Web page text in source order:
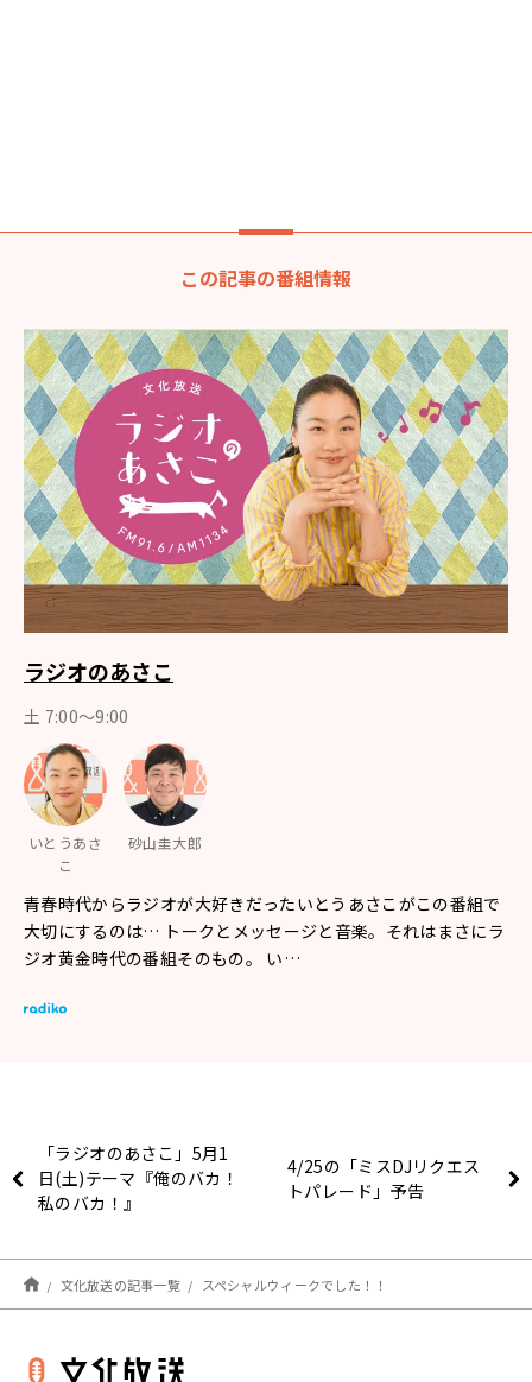
この記事の番組情報
ラジオのあさこ
土 7:00～9:00
いとうあさ
こ
砂山圭大郎
青春時代からラジオが大好きだったいとうあさこがこの番組で
大切にするのは… トークとメッセージと音楽。それはまさにラ
ジオ黄金時代の番組そのもの。 い…
「ラジオのあさこ」5月1
日(土)テーマ『俺のバカ！
私のバカ！』
4/25の「ミスDJリクエス
トパレード」予告
文化放送の記事一覧 スペシャルウィークでした！！